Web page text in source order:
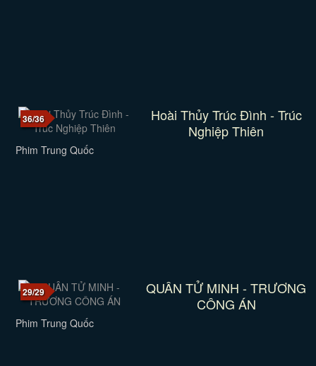
36/36
Hoài Thủy Trúc Đình - Trúc
Nghiệp Thiên
Phim Trung Quốc
29/29
QUÂN TỬ MINH - TRƯƠNG
CÔNG ÁN
Phim Trung Quốc